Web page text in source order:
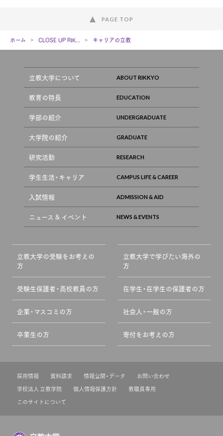
PAGE TOP
ホーム CLOSE UP RIK... キャリアの立教
立教大学について
教育の特長
学部の紹介
大学院の紹介
研究活動
学生生活・キャリア
入試情報
ニュース & イベント
立教大学の受験をお考えの
方
立教大学で学びたい海外の
方
受験生保護者・高校教員の方 在学生・在学生の保護者の方
企業・マスコミの方 社会人・一般の方
卒業生の方 寄付をお考えの方
採用情報 資料請求 情報公開・データ
お問い合わせ
学校法人 立教学院
個人情報保護方針
教職員専用
このサイトについて